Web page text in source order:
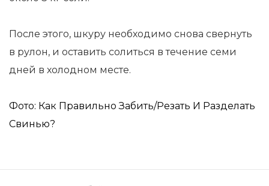
После этого, шкуру необходимо снова свернуть
в рулон, и оставить солиться в течение семи
дней в холодном месте.
Фото: Как Правильно Забить/Резать И Разделать
Свинью?